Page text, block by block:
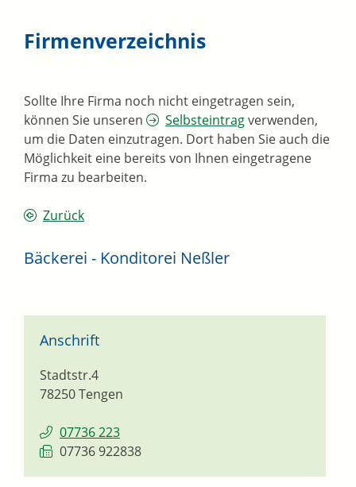
Firmenverzeichnis
Sollte Ihre Firma noch nicht eingetragen sein,
können Sie unseren
Selbsteintragverwenden,
um die Daten einzutragen. Dort haben Sie auch die
Möglichkeit eine bereits von Ihnen eingetragene
Firma zu bearbeiten.
Zurück
Bäckerei - Konditorei Neßler
Anschrift
Stadtstr.4
78250Tengen
07736 223
07736 922838